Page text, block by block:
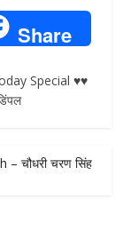
Share
Special ♥♥
– चौधरी चरण सिंह